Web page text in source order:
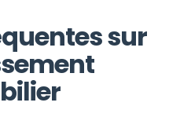
sur